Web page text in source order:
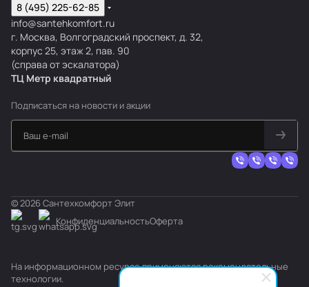
8 (495) 225-62-85
info@santehkomfort.ru
г. Москва, Волгоградский проспект, д. 32,
корпус 25, этаж 2, пав. 90
(справа от эскалатора)
ТЦ Метр квадратный
Подписаться на новости и акции
© 2026 Сантехкомфорт Элит
КонфиденциальностьОферта
На информационном ресурсе применяютсярекомендательные
технологии.